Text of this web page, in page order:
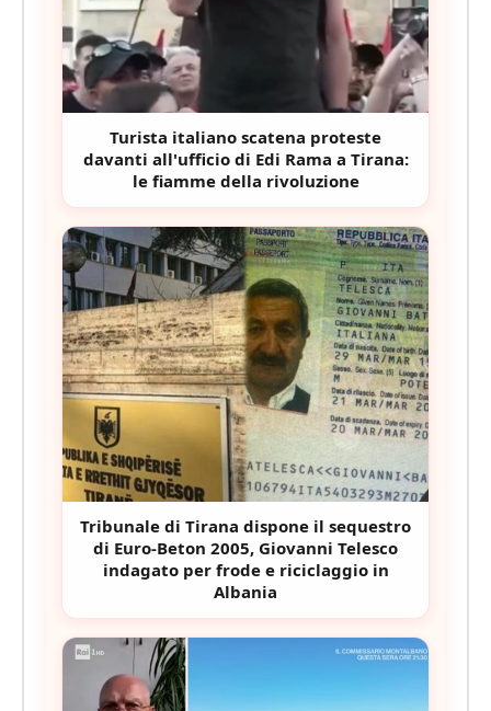
Turista italiano scatena proteste
davanti all'ufficio di Edi Rama a Tirana:
le fiamme della rivoluzione
Tribunale di Tirana dispone il sequestro
di Euro-Beton 2005, Giovanni Telesco
indagato per frode e riciclaggio in
Albania